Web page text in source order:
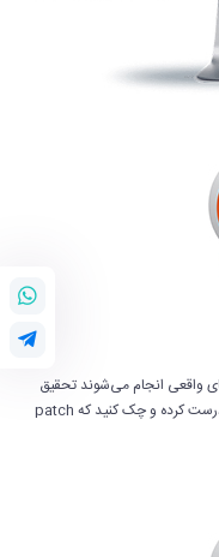
واقعی انجام می‌شوند تحقیق
کنید، آن‌هایی که بیش از همه درمعرض هستند را درست کرده و چک کنید که patch